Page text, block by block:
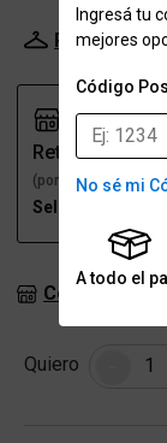
Ingresá tu
mejores
Código
No sé mi
A todo el
Probador
Retiro
(por una sucursal)
Seleccioná talle
Consultar
Quiero Cantidad